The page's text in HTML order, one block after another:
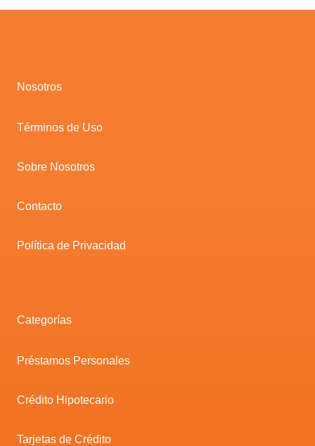
Nosotros
Términos de Uso
Sobre Nosotros
Contacto
Política de Privacidad
Categorías
Préstamos Personales
Crédito Hipotecario
Tarjetas de Crédito